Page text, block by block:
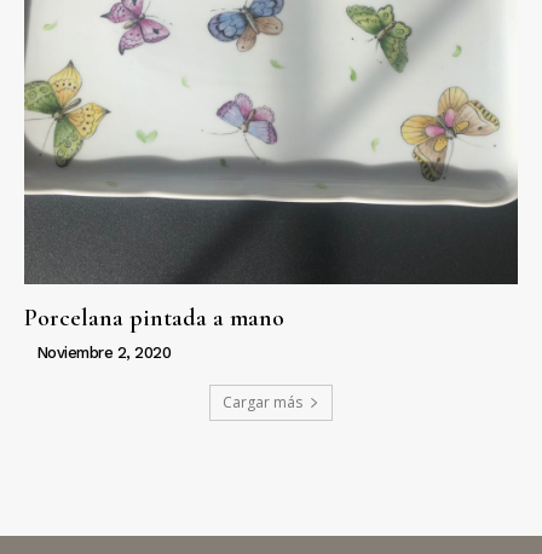
Porcelana pintada a mano
Noviembre 2, 2020
Cargar más